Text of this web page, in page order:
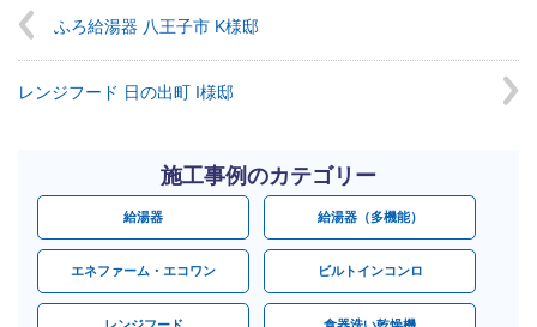
ふろ給湯器 八王子市 K様邸
レンジフード 日の出町 I様邸
施工事例のカテゴリー
給湯器 給湯器（多機能）
エネファーム・エコワン ビルトインコンロ